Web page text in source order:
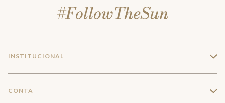
INSTITUCIONAL +
CONTA +